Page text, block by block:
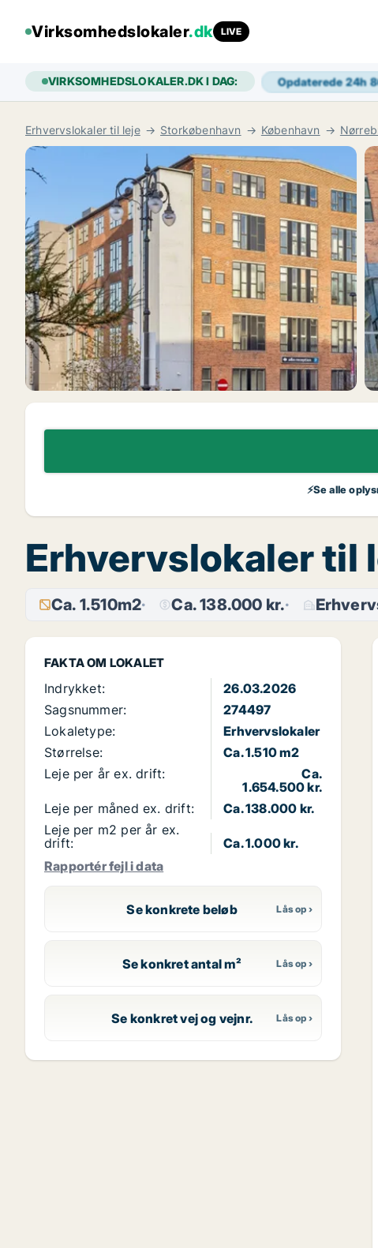
Virksomhedslokaler.dk LIVE
VIRKSOMHEDSLOKALER.DK I DAG: Opdaterede 24h
Erhvervslokaler til leje Storkøbenhavn København
⚡Se alle
Erhvervslokaler til
Ca. 1.510m2 Ca. 138.000 kr.
FAKTA OM LOKALET
Indrykket:
26.03.2026
Sagsnummer:
274497
Lokaletype:
Erhvervslokaler
Størrelse:
Ca. 1.510 m2
Leje per år ex. drift:
Ca.
1.654.500 kr.
Leje per måned ex. drift:
Ca. 138.000 kr.
Leje per m2 per år ex.
drift:
Ca. 1.000 kr.
Rapportér fejl i data
Se konkrete beløb
Se konkret antal m²
Se konkret vej og vejnr.